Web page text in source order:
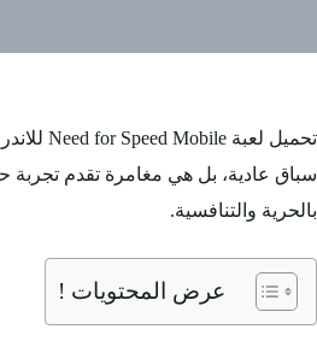
سباق عادية، بل هي مغامرة تقدم تجربة
بالحرية والتنافسية.
عرض المحتويات !